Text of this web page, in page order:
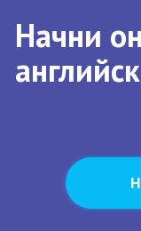
Начни